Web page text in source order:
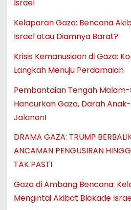
Israel
Kelaparan Gaza: Bencana
Israel atau Diamnya Barat?
Krisis Kemanusiaan di Gaza:
Langkah Menuju Perdamaian
Pembantaian Tengah Malam-
Hancurkan Gaza, Darah
Jalanan!
DRAMA GAZA: TRUMP
ANCAMAN PENGUSIRAN
TAK PASTI
Gaza di Ambang Bencana:
Mengintai Akibat Blokade